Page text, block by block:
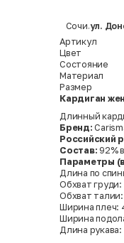
Сочи ,ул.
Артикул
Цвет
Состояние
Материал
Размер
Кардиган
Длинный
Бренд:
Российский
Состав: 92%
Параметры
Длина по
Обхват
Обхват
Ширина плеч:
Ширина
Длина